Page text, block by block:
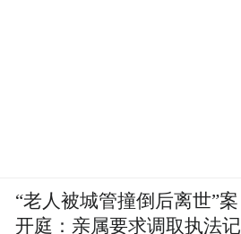
“老人被城管撞倒后离世”案
开庭：亲属要求调取执法记